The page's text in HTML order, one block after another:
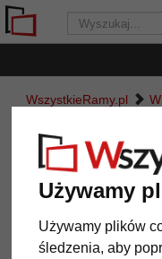
Używamy
Używamy plików
śledzenia, aby
WszystkieRamy.pl
Rama